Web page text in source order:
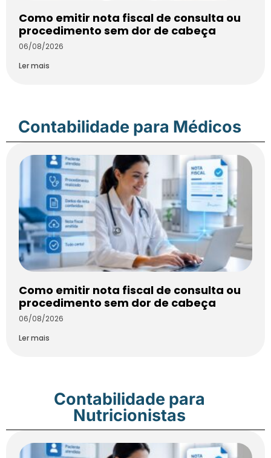
Como emitir nota fiscal de consulta ou
procedimento sem dor de cabeça
06/08/2026
Ler mais
Contabilidade para Médicos
Como emitir nota fiscal de consulta ou
procedimento sem dor de cabeça
06/08/2026
Ler mais
Contabilidade para
Nutricionistas